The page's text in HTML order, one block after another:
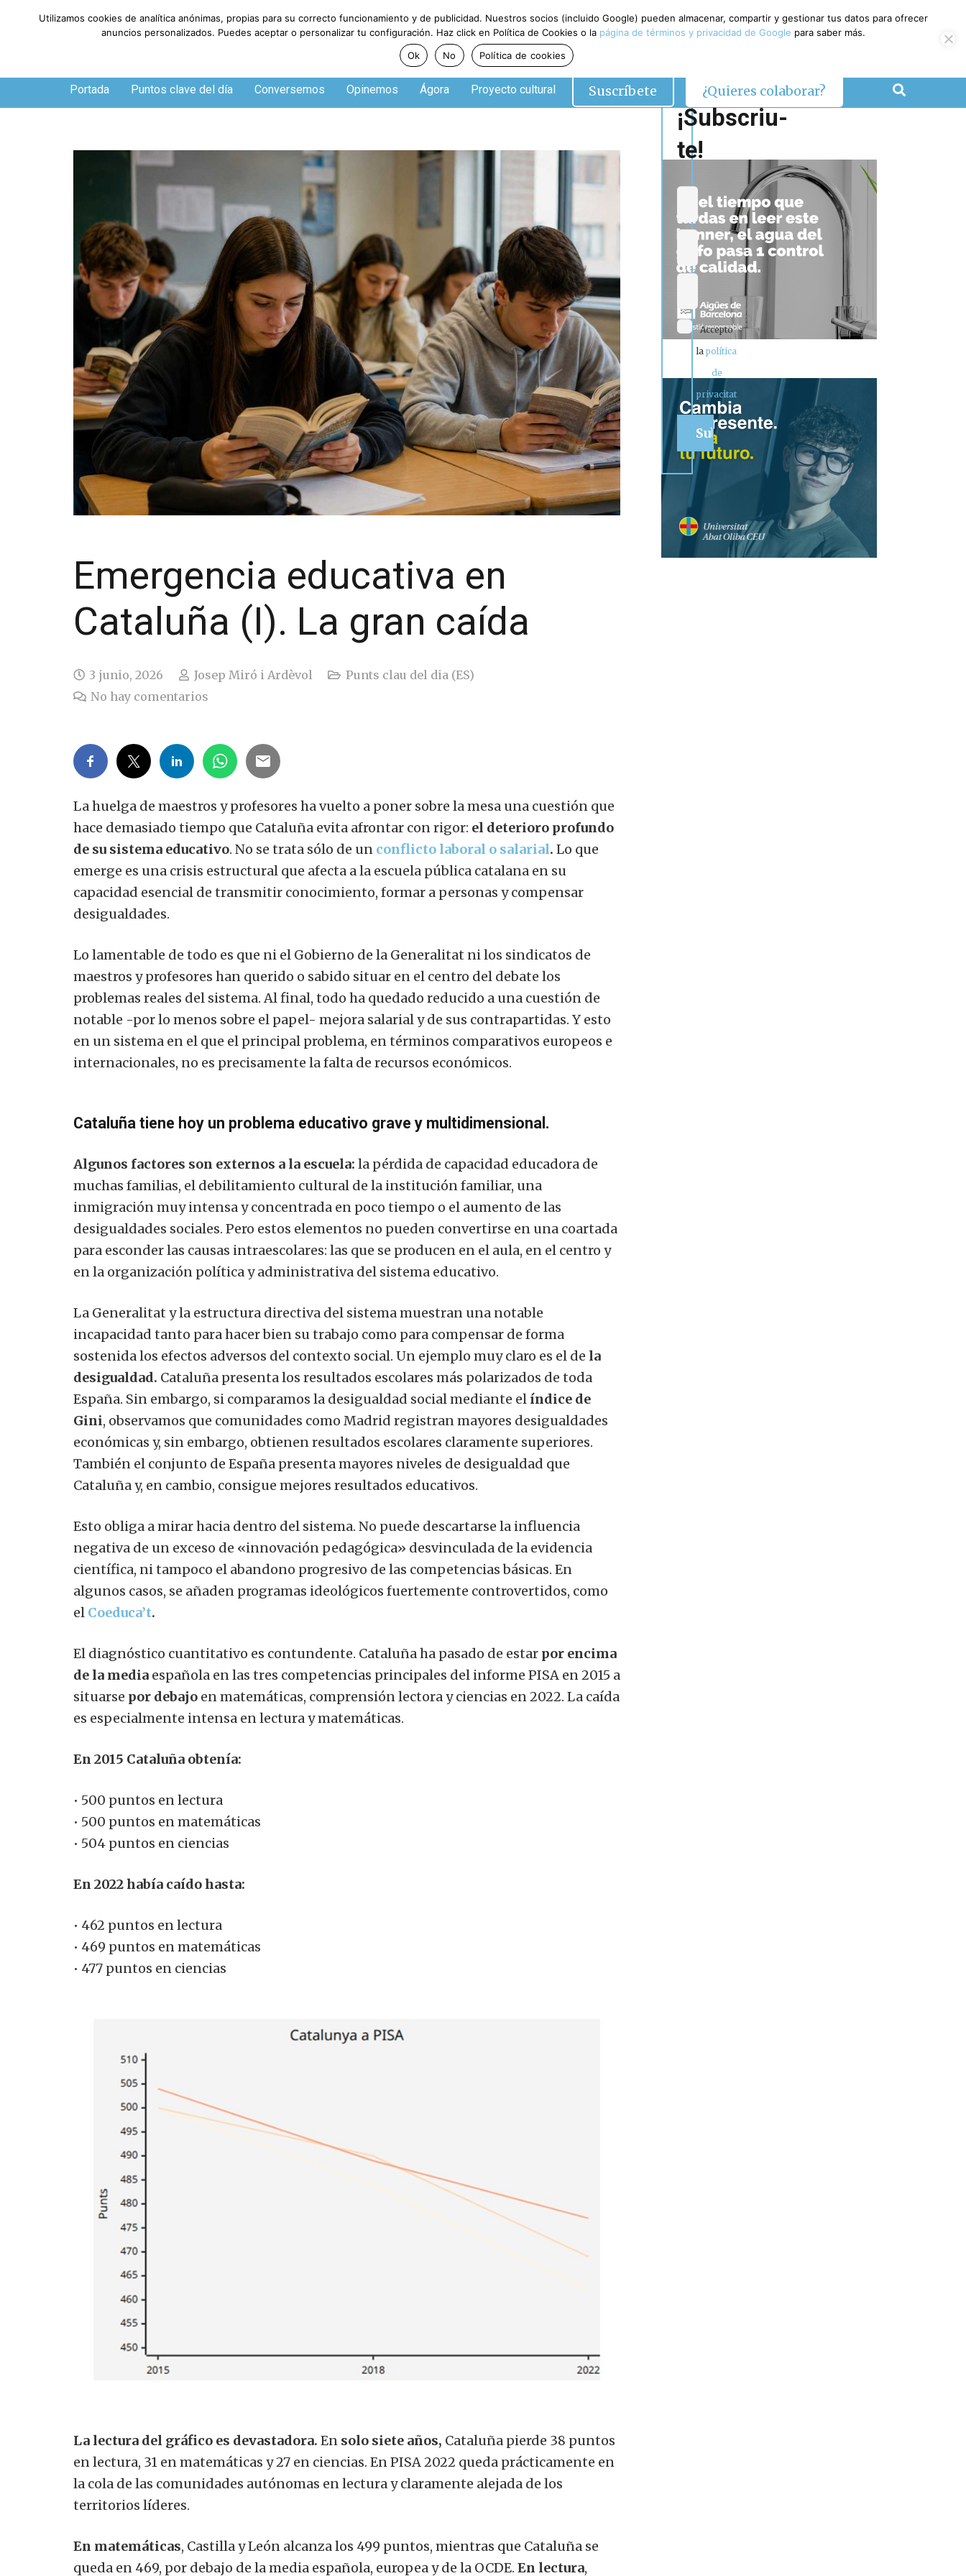
Jueves, 6 de agosto de 2026
Portada Puntos clave del día Conversemos Opinemos Ágora Proyecto cultural Suscríbete ¿Quieres colaborar?
Emergencia educativa en
Cataluña (I). La gran caída
3 junio, 2026 Josep Miró i Ardèvol
Punts clau del dia (ES)
No hay comentarios
La huelga de maestros y profesores ha vuelto a poner sobre la mesa una cuestión que
hace demasiado tiempo que Cataluña evita afrontar con rigor: el deterioro profundo
de su sistema educativo. No se trata sólo de un conflicto laboral o salarial. Lo que
emerge es una crisis estructural que afecta a la escuela pública catalana en su
capacidad esencial de transmitir conocimiento, formar a personas y compensar
desigualdades.
Lo lamentable de todo es que ni el Gobierno de la Generalitat ni los sindicatos de
maestros y profesores han querido o sabido situar en el centro del debate los
problemas reales del sistema. Al final, todo ha quedado reducido a una cuestión de
notable -por lo menos sobre el papel- mejora salarial y de sus contrapartidas. Y esto
en un sistema en el que el principal problema, en términos comparativos europeos e
internacionales, no es precisamente la falta de recursos económicos.
Cataluña tiene hoy un problema educativo grave y multidimensional.
Algunos factores son externos a la escuela: la pérdida de capacidad educadora de
muchas familias, el debilitamiento cultural de la institución familiar, una
inmigración muy intensa y concentrada en poco tiempo o el aumento de las
desigualdades sociales. Pero estos elementos no pueden convertirse en una coartada
para esconder las causas intraescolares: las que se producen en el aula, en el centro y
en la organización política y administrativa del sistema educativo.
La Generalitat y la estructura directiva del sistema muestran una notable
incapacidad tanto para hacer bien su trabajo como para compensar de forma
sostenida los efectos adversos del contexto social. Un ejemplo muy claro es el de la
desigualdad. Cataluña presenta los resultados escolares más polarizados de toda
España. Sin embargo, si comparamos la desigualdad social mediante el índice de
Gini, observamos que comunidades como Madrid registran mayores desigualdades
económicas y, sin embargo, obtienen resultados escolares claramente superiores.
También el conjunto de España presenta mayores niveles de desigualdad que
Cataluña y, en cambio, consigue mejores resultados educativos.
Esto obliga a mirar hacia dentro del sistema. No puede descartarse la influencia
negativa de un exceso de «innovación pedagógica» desvinculada de la evidencia
científica, ni tampoco el abandono progresivo de las competencias básicas. En
algunos casos, se añaden programas ideológicos fuertemente controvertidos, como
el Coeduca’t.
El diagnóstico cuantitativo es contundente. Cataluña ha pasado de estar por encima
de la media española en las tres competencias principales del informe PISA en 2015 a
situarse por debajo en matemáticas, comprensión lectora y ciencias en 2022. La caída
es especialmente intensa en lectura y matemáticas.
En 2015 Cataluña obtenía:
• 500 puntos en lectura
• 500 puntos en matemáticas
• 504 puntos en ciencias
En 2022 había caído hasta:
• 462 puntos en lectura
• 469 puntos en matemáticas
• 477 puntos en ciencias
La lectura del gráfico es devastadora. En solo siete años, Cataluña pierde 38 puntos
en lectura, 31 en matemáticas y 27 en ciencias. En PISA 2022 queda prácticamente en
la cola de las comunidades autónomas en lectura y claramente alejada de los
territorios líderes.
En matemáticas, Castilla y León alcanza los 499 puntos, mientras que Cataluña se
queda en 469, por debajo de la media española, europea y de la OCDE. En lectura,
¡Subscriu-
te!
Accepto
lapolítica
de
privacitat
Utilizamos cookies de analítica anónimas, propias para su correcto funcionamiento y de publicidad. Nuestros socios (incluido Google) pueden almacenar, compartir y gestionar tus datos para ofrecer
anuncios personalizados. Puedes aceptar o personalizar tu configuración. Haz click en Política de Cookies o la página de términos y privacidad de Google para saber más.
Ok
No Política de cookies